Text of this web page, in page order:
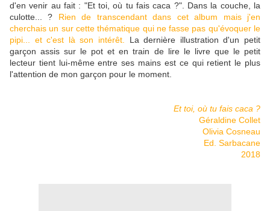
d'en venir au fait : "Et toi, où tu fais caca ?". Dans la couche, la
culotte... ? Rien de transcendant dans cet album mais j'en
cherchais un sur cette thématique qui ne fasse pas qu'évoquer le
pipi... et c'est là son intérêt.
La dernière illustration d'un petit
garçon assis sur le pot et en train de lire le livre que le petit
lecteur tient lui-même entre ses mains est ce qui retient le plus
l'attention de mon garçon pour le moment.
Et toi, où tu fais caca ?
Géraldine Collet
Olivia Cosneau
Ed. Sarbacane
2018